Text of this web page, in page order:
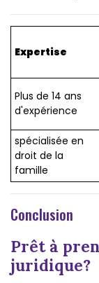
Expertise
Plus de 14 ans
d'expérience
spécialisée en
droit de la
famille
Conclusion
Prêt à
juridique?